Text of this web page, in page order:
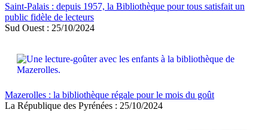
Saint-Palais : depuis 1957, la Bibliothèque pour tous satisfait un
public fidèle de lecteurs
Sud Ouest : 25/10/2024
Mazerolles : la bibliothèque régale pour le mois du goût
La République des Pyrénées : 25/10/2024